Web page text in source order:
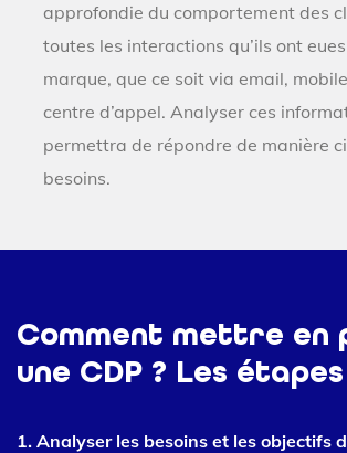
approfondie du comportement des
toutes les interactions qu’ils ont
marque, que ce soit via email,
centre d’appel. Analyser ces
permettra de répondre de manière
besoins.
Comment mettre en
une CDP ? Les
1. Analyser les besoins et les objectifs